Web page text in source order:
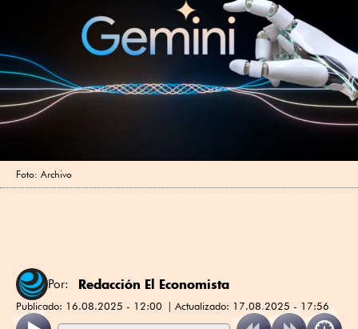
Foto: Archivo
Por: Redacción El Economista
Publicado: 16.08.2025 - 12:00 Actualizado: 17.08.2025 - 17:56